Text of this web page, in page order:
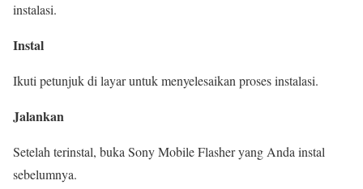
instalasi.
Instal
Ikuti petunjuk di layar untuk menyelesaikan proses instalasi.
Jalankan
Setelah terinstal, buka Sony Mobile Flasher yang Anda instal
sebelumnya.